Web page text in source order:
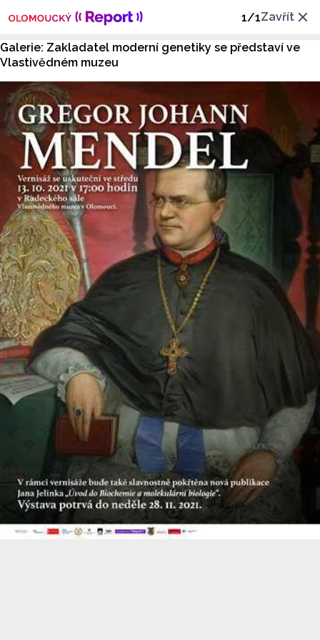
1/1Zavřít
Galerie: Zakladatel moderní genetiky se představí ve
Vlastivědném muzeu